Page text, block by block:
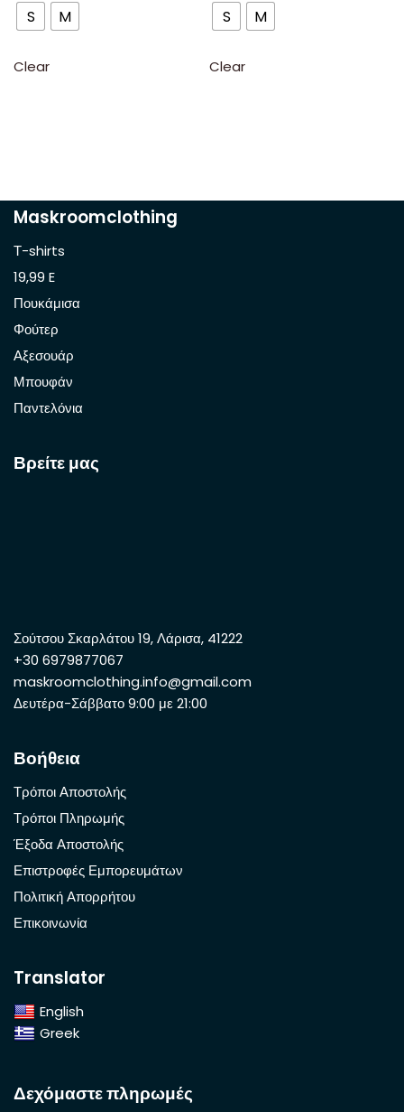
S M
Clear
S M
Clear
Maskroomclothing
Τ-shirts
19,99 E
Πουκάμισα
Φούτερ
Αξεσουάρ
Μπουφάν
Παντελόνια
Βρείτε μας
Σούτσου Σκαρλάτου 19, Λάρισα, 41222
+30 6979877067
maskroomclothing.info@gmail.com
Δευτέρα-Σάββατο 9:00 με 21:00
Βοήθεια
Τρόποι Αποστολής
Τρόποι Πληρωμής
Έξοδα Αποστολής
Επιστροφές Εμπορευμάτων
Πολιτική Απορρήτου
Επικοινωνία
Translator
English
Greek
Δεχόμαστε πληρωμές